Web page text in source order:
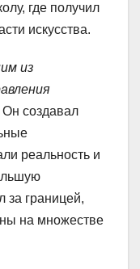
где получил
искусства.
из
Он создавал
реальность и
за границей,
на множестве